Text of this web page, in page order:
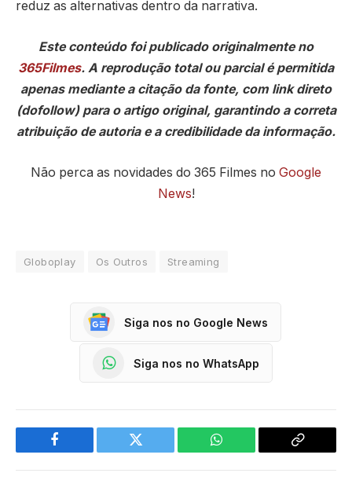
reduz as alternativas dentro da narrativa.
Este conteúdo foi publicado originalmente no
365Filmes. A reprodução total ou parcial é permitida
apenas mediante a citação da fonte, com link direto
(dofollow) para o artigo original, garantindo a correta
atribuição de autoria e a credibilidade da informação.
Não perca as novidades do 365 Filmes no Google
News!
Globoplay Os Outros Streaming
Siga nos no Google News
Siga nos no WhatsApp
Facebook Twitter WhatsApp
Copy